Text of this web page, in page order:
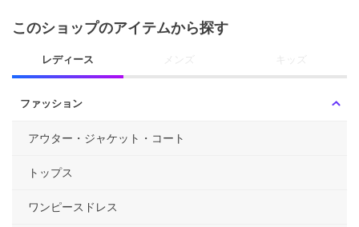
このショップのアイテムから探す
レディース メンズ キッズ
ファッション
アウター・ジャケット・コート
トップス
ワンピースドレス